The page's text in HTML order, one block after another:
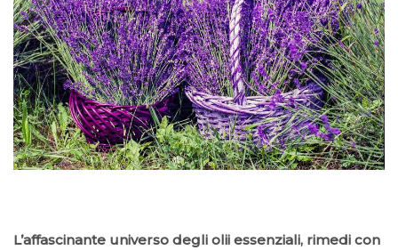
L’affascinante universo degli olii essenziali, rimedi con